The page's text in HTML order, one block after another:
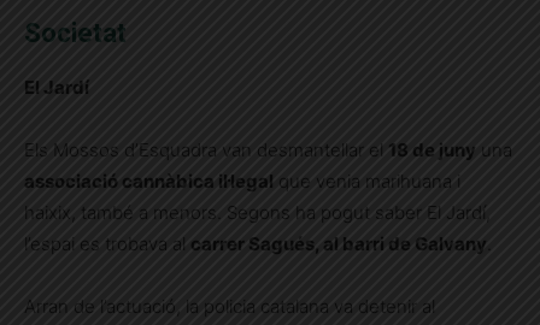
Societat
El Jardí
Els Mossos d’Esquadra van desmantellar el 18 de juny una
associació cannàbica il·legal que venia marihuana i
haixix, també a menors. Segons ha pogut saber El Jardí,
l’espai es trobava al carrer Sagués, al barri de Galvany.
Arran de l’actuació, la policia catalana va detenir al